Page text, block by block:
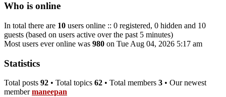
Who is online
In total there are 10 users online :: 0 registered, 0 hidden and 10
guests (based on users active over the past 5 minutes)
Most users ever online was 980 on Tue Aug 04, 2026 5:17 am
Statistics
Total posts 92 • Total topics 62 • Total members 3 • Our newest
membermaneepan